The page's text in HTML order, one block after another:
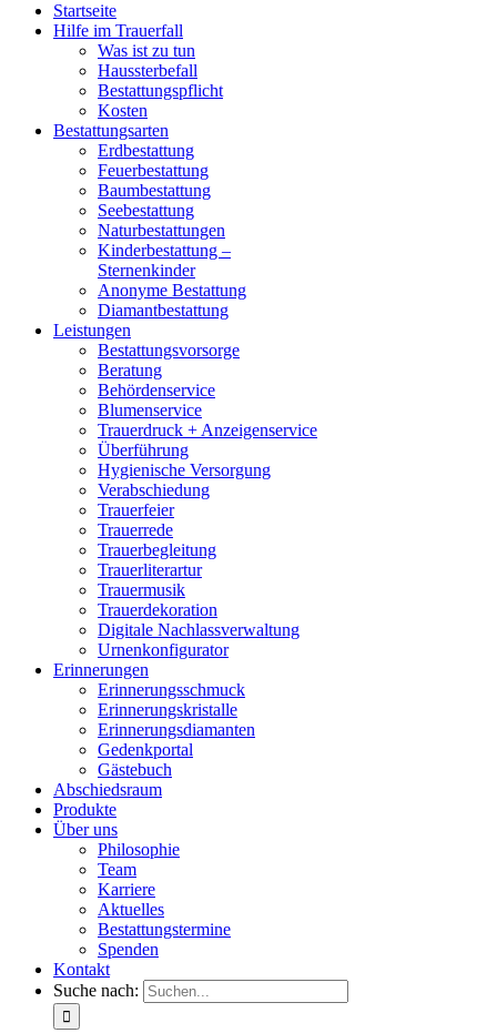
Startseite
Hilfe im Trauerfall
Was ist zu tun
Haussterbefall
Bestattungspflicht
Kosten
Bestattungsarten
Erdbestattung
Feuerbestattung
Baumbestattung
Seebestattung
Naturbestattungen
Kinderbestattung –
Sternenkinder
Anonyme Bestattung
Diamantbestattung
Leistungen
Bestattungsvorsorge
Beratung
Behördenservice
Blumenservice
Trauerdruck + Anzeigenservice
Überführung
Hygienische Versorgung
Verabschiedung
Trauerfeier
Trauerrede
Trauerbegleitung
Trauerliterartur
Trauermusik
Trauerdekoration
Digitale Nachlassverwaltung
Urnenkonfigurator
Erinnerungen
Erinnerungsschmuck
Erinnerungskristalle
Erinnerungsdiamanten
Gedenkportal
Gästebuch
Abschiedsraum
Produkte
Über uns
Philosophie
Team
Karriere
Aktuelles
Bestattungstermine
Spenden
Kontakt
Suche nach: